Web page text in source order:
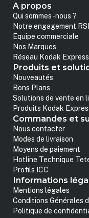
A propos
Qui sommes-nous ?
Notre engagement
Equipe commerciale
Nos Marques
Réseau Kodak Express
Produits et
Nouveautés
Bons Plans
Solutions de vente en
Produits Kodak
Commandes et
Nous contacter
Modes de livraison
Moyens de paiement
Hotline Technique
Profils ICC
Informations
Mentions légales
Conditions Générales
Politique de